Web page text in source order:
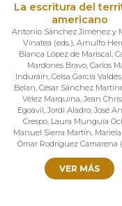
La escritura del
americano
Antonio Sánchez Jiménez y
Vinatea (eds.), Arnulfo
Blanca López de Mariscal,
Mardones Bravo, Carlos
Induráin, Celsa García Valdés,
Belan, César Sánchez
Vélez Marquina,Jean
Egoávil,Jordi Aladro,José
Crespo, Laura Munguía
Manuel Sierra Martín,
Omar Rodríguez Camarena (
VER MÁS